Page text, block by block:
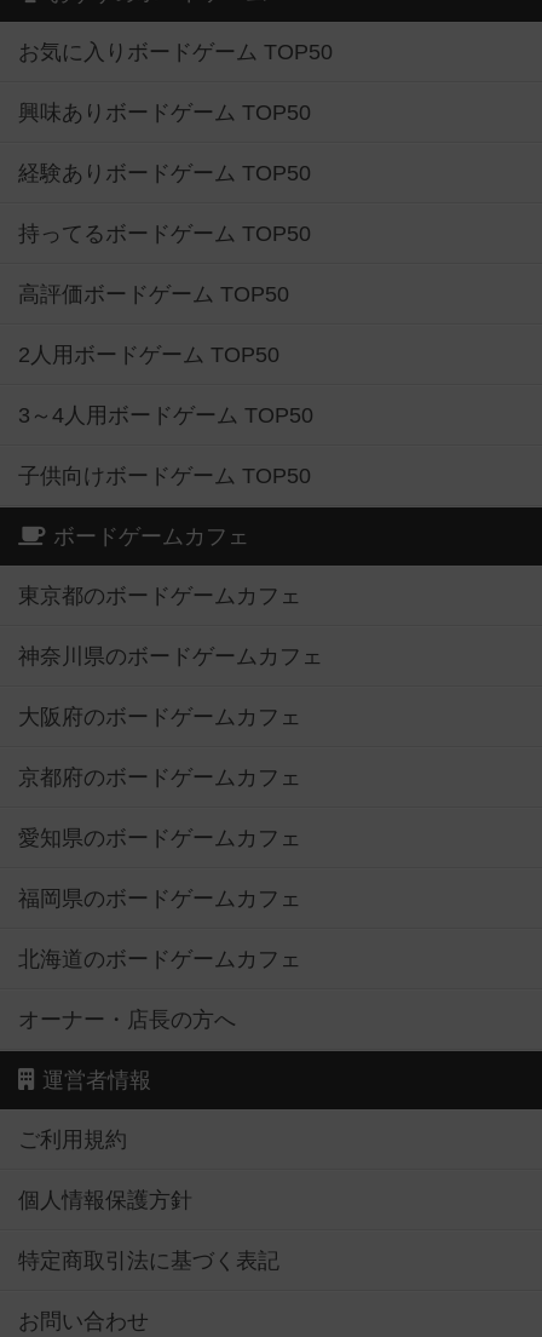
お気に入りボードゲーム TOP50
興味ありボードゲーム TOP50
経験ありボードゲーム TOP50
持ってるボードゲーム TOP50
高評価ボードゲーム TOP50
2人用ボードゲーム TOP50
3～4人用ボードゲーム TOP50
子供向けボードゲーム TOP50
ボードゲームカフェ
東京都のボードゲームカフェ
神奈川県のボードゲームカフェ
大阪府のボードゲームカフェ
京都府のボードゲームカフェ
愛知県のボードゲームカフェ
福岡県のボードゲームカフェ
北海道のボードゲームカフェ
オーナー・店長の方へ
運営者情報
ご利用規約
個人情報保護方針
特定商取引法に基づく表記
お問い合わせ